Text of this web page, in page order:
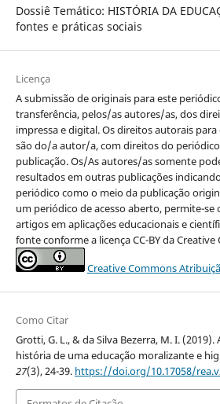
Dossiê Temático: HISTÓRIA DA
fontes e práticas sociais
Licença
A submissão de originais para este
transferência, pelos/as autores/as, dos
impressa e digital. Os direitos autorais
são do/a autor/a, com direitos do
publicação. Os/As autores/as somente
resultados em outras publicações
periódico como o meio da publicação
um periódico de acesso aberto, permite-
artigos em aplicações educacionais e
fonte conforme a licença CC-BY da Creative
Creative Commons
Como Citar
Grotti, G. L., & da Silva Bezerra, M. I. (2019).
história de uma educação moralizante e
27(3), 24-39. https://doi.org/10.17058/